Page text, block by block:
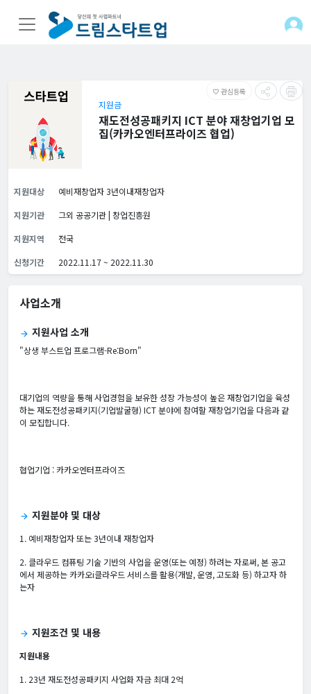
favorite_border 관심등록
지원금
재도전성공패키지 ICT 분야 재창업기업 모
집(카카오엔터프라이즈 협업)
지원대상
예비재창업자 3년이내재창업자
지원기관
그외 공공기관 | 창업진흥원
지원지역
전국
신청기간
2022.11.17 ~ 2022.11.30
사업소개
arrow_forward 지원사업 소개
"상생 부스트업 프로그램-Re:Born"
대기업의 역량을 통해 사업경험을 보유한 성장 가능성이 높은 재창업기업을 육성
하는 재도전성공패키지(기업발굴형) ICT 분야에 참여할 재창업기업을 다음과 같
이 모집합니다.
협업기업 : 카카오엔터프라이즈
arrow_forward 지원분야 및 대상
1. 예비재창업자 또는 3년이내 재창업자
2. 클라우드 컴퓨팅 기술 기반의 사업을 운영(또는 예정) 하려는 자로써, 본 공고
에서 제공하는 카카오i클라우드 서비스를 활용(개발, 운영, 고도화 등) 하고자 하
는자
arrow_forward 지원조건 및 내용
지원내용
1. 23년 재도전성공패키지 사업화 자금 최대 2억